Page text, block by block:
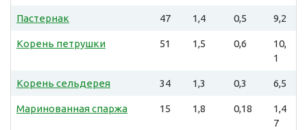
Пастернак 47 1,4 0,5 9,2
Корень петрушки 51 1,5 0,6
10,
1
Корень сельдерея 34 1,3 0,3 6,5
Маринованная спаржа 15 1,8 0,18
1,4
7